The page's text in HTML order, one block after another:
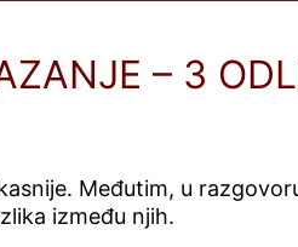
– 3
Međutim, u
između njih.